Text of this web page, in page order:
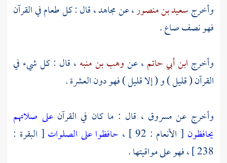
وأخرجسعيد بن منصور، عنمجاهد، قال : كل طعام في القرآن
فهو نصف صاع .
وأخرج ابن أبي حاتم ، عنوهب بن منبه ، قال : كل شيء في
القرآن ( قليل ) و ( إلا قليل ) فهو دون العشرة .
وأخرج عنمسروق ، قال : ما كان في القرآنعلى صلاتهم
يحافظون [ الأنعام : 92 ] ، حافظوا على الصلوات [ البقرة :
238 ] ، فهو على مواقيتها .